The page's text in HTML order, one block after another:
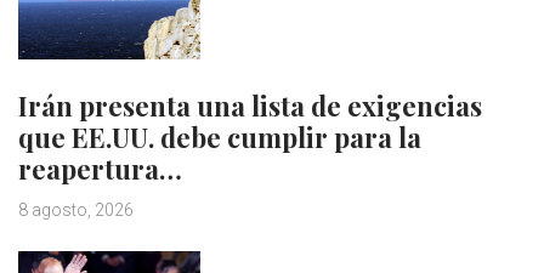
Irán presenta una lista de exigencias
que EE.UU. debe cumplir para la
reapertura…
8 agosto, 2026